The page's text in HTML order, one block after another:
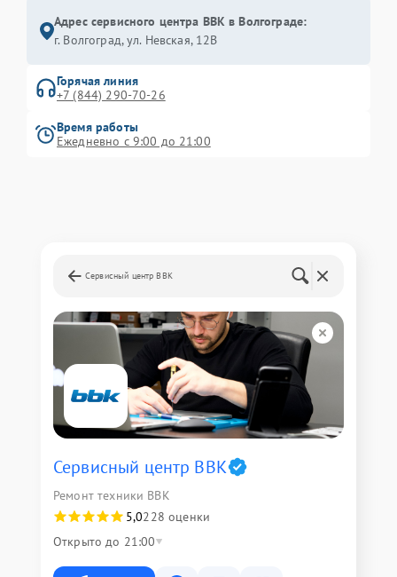
Адрес сервисного центра BBK в Волгограде:
г. Волгоград, ул. Невская, 12В
Горячая линия
+7 (844) 290-70-26
Время работы
Ежедневно с 9:00 до 21:00
Сервисный центр BBK
Сервисный центр BBK
Ремонт техники BBK
5,0228 оценки
Открыто до 21:00